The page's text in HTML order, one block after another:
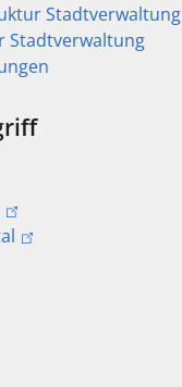
Stadtverwaltung
Stadtverwaltung